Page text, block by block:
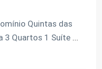
Quintas das
3 Quartos 1 Suíte ...